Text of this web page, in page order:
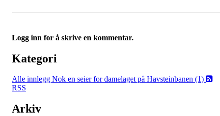
Logg inn for å skrive en kommentar.
Kategori
Alle innlegg Nok en seier for damelaget på Havsteinbanen (1)
RSS
Arkiv